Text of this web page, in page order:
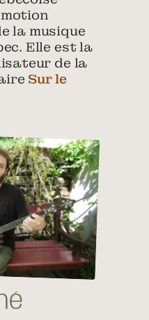
la musique
Elle est la
de la
Sur le